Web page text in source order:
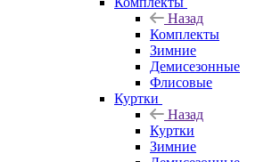
Назад
Комплекты
Зимние
Демисезонные
Флисовые
Куртки
Назад
Куртки
Зимние